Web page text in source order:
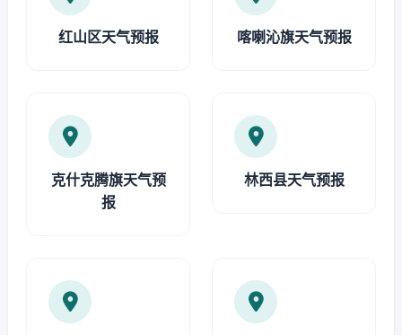
红山区天气预报 喀喇沁旗天气预报
克什克腾旗天气预
报
林西县天气预报